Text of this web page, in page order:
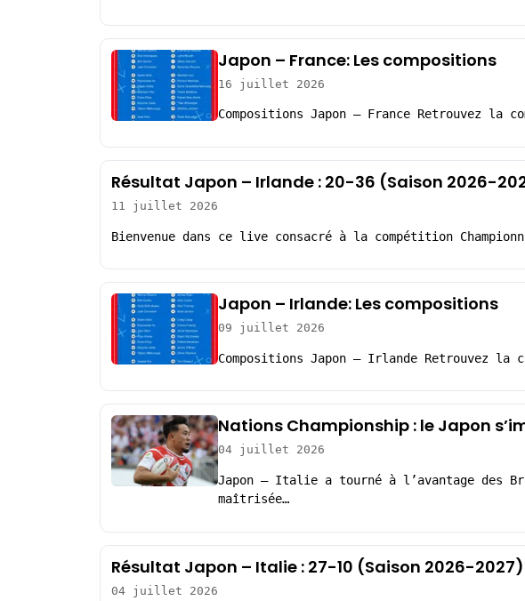
Japon – France: Les compositions
16 juillet 2026
Compositions Japon – France Retrouvez la
Résultat Japon – Irlande : 20-36 (Saison 2026-
11 juillet 2026
Bienvenue dans ce live consacré à la compétition
Japon – Irlande: Les compositions
09 juillet 2026
Compositions Japon – Irlande Retrouvez
Nations Championship : le Japon
04 juillet 2026
Japon – Italie a tourné à l’avantage des
maîtrisée…
Résultat Japon – Italie : 27-10 (Saison 2026-2027)
04 juillet 2026